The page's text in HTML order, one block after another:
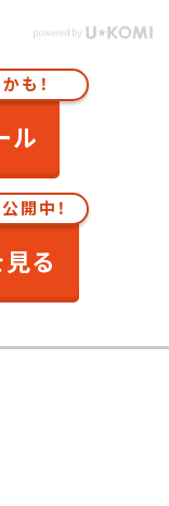
も！
ル
開中！
る